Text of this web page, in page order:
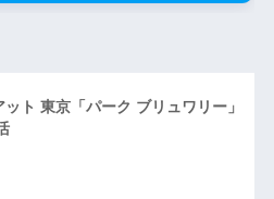
ト 東京「パーク ブリュワリー」